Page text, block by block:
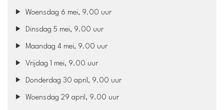
Woensdag 6 mei, 9.00 uur
Dinsdag 5 mei, 9.00 uur
Maandag 4 mei, 9.00 uur
Vrijdag 1 mei, 9.00 uur
Donderdag 30 april, 9.00 uur
Woensdag 29 april, 9.00 uur